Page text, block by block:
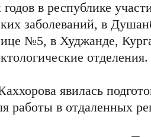
в республике
заболеваний, в
№5, в Худжанде,
отделения.
явилась
работы в отдаленных